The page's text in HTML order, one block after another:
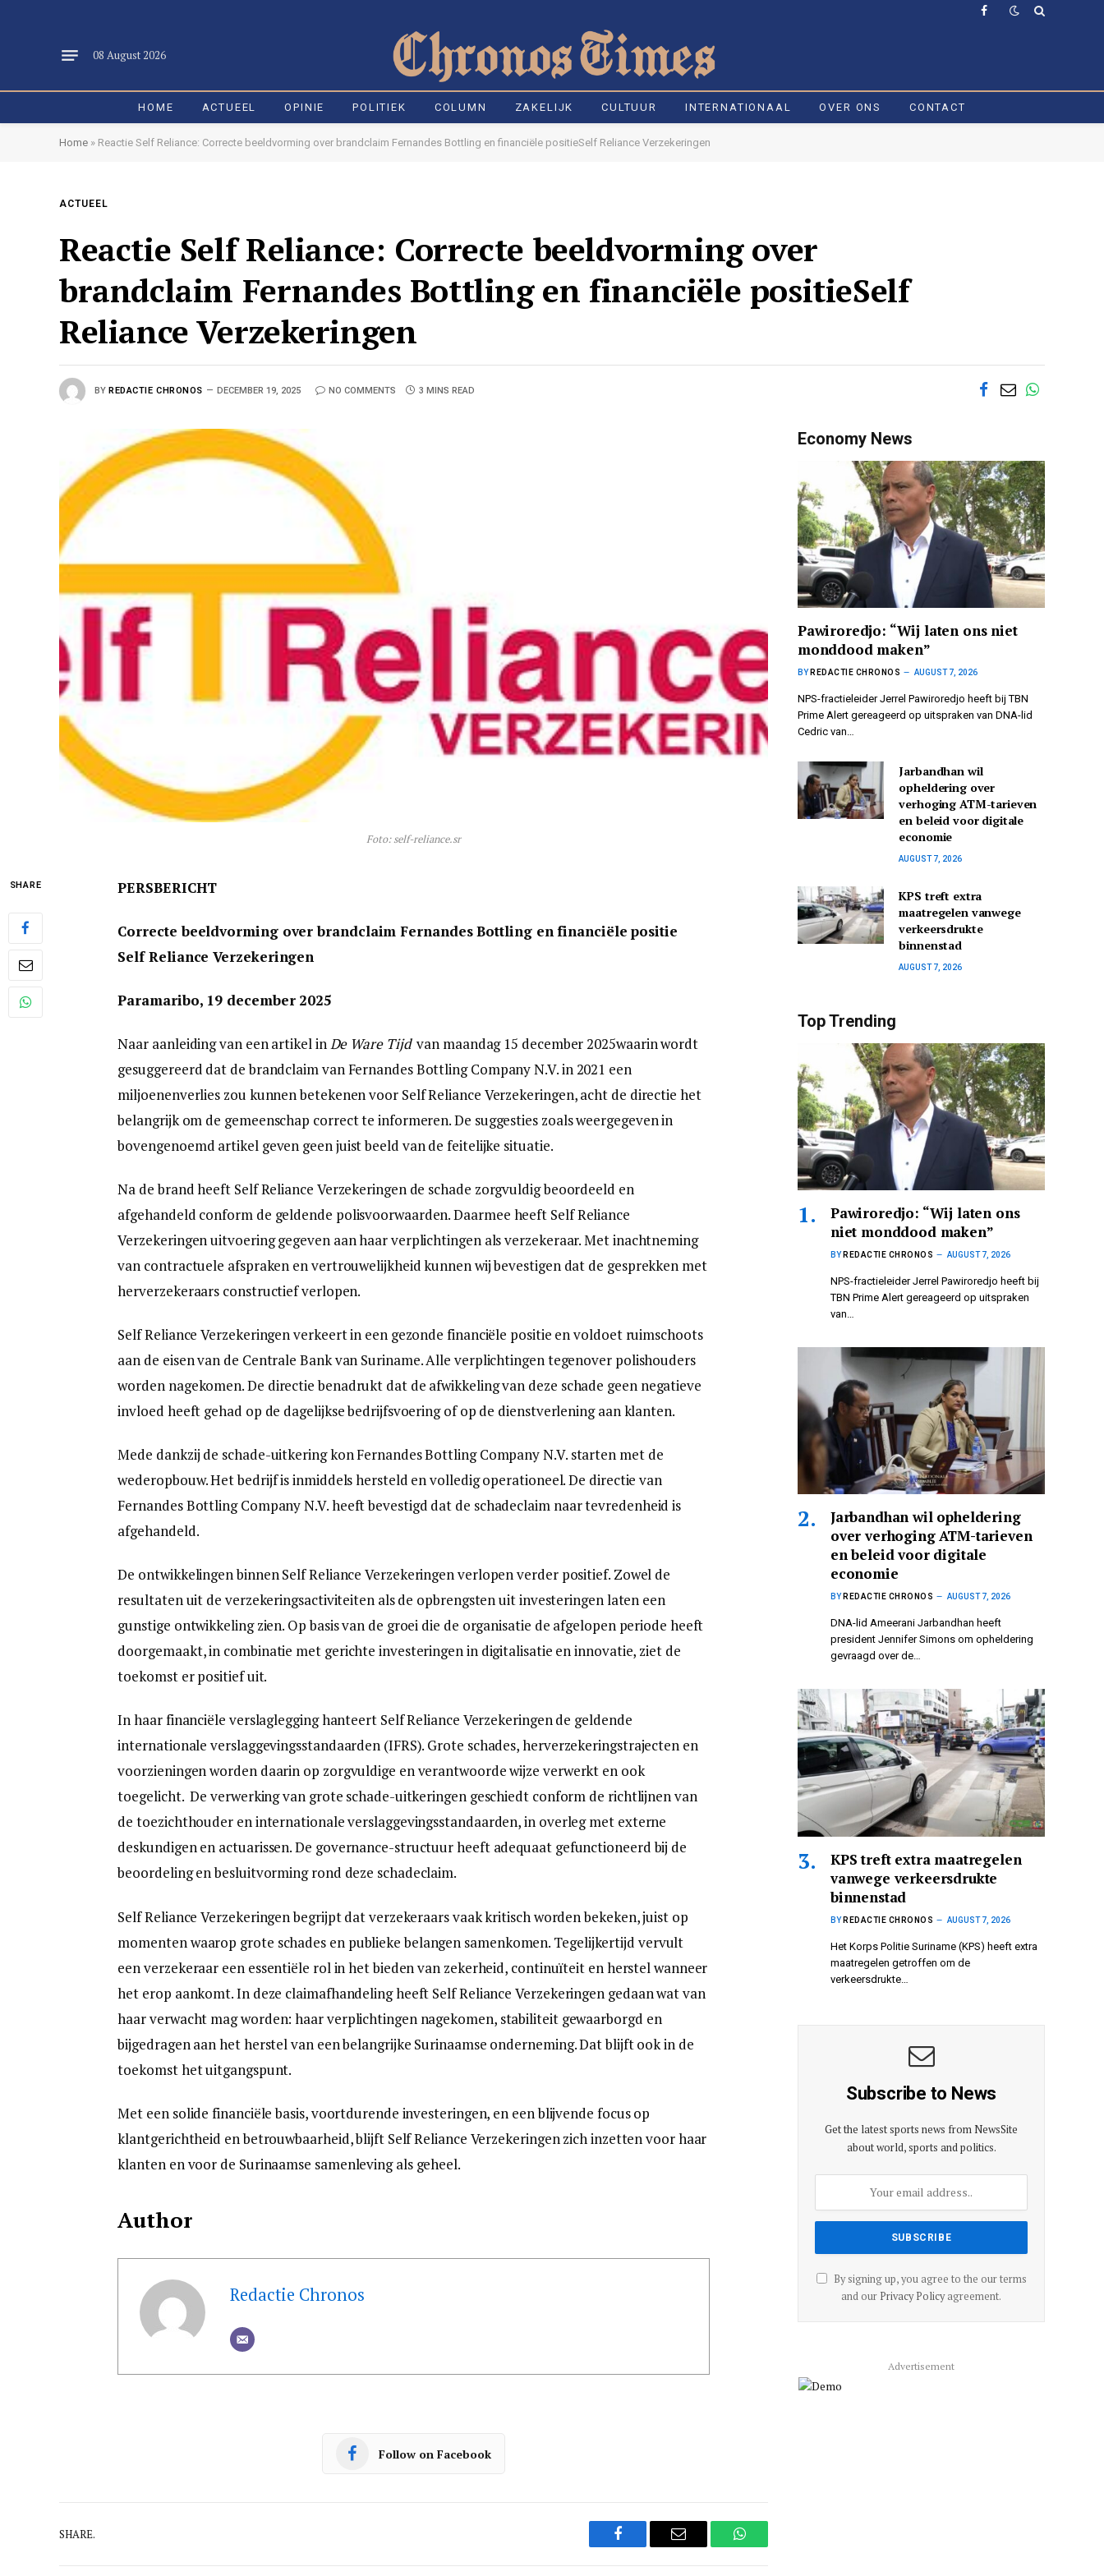
Facebook
08 August 2026
HOME ACTUEEL OPINIE POLITIEK COLUMN ZAKELIJK CULTUUR INTERNATIONAAL OVER ONS CONTACT
Home » Reactie Self Reliance: Correcte beeldvorming over brandclaim Fernandes Bottling en financiële positieSelf Reliance Verzekeringen
ACTUEEL
Reactie Self Reliance: Correcte beeldvorming over
brandclaim Fernandes Bottling en financiële positieSelf
Reliance Verzekeringen
BY REDACTIE CHRONOS DECEMBER 19, 2025 NO COMMENTS 3 MINS READ
Foto: self-reliance.sr
SHARE PERSBERICHT
Correcte beeldvorming over brandclaim Fernandes Bottling en financiële positie
Self Reliance Verzekeringen
Paramaribo, 19 december 2025
Naar aanleiding van een artikel inDe Ware Tijdvan maandag 15 december 2025waarin wordt
gesuggereerd dat de brandclaim van Fernandes Bottling Company N.V. in 2021 een
miljoenenverlies zou kunnen betekenen voor Self Reliance Verzekeringen, acht de directie het
belangrijk om de gemeenschap correct te informeren. De suggesties zoals weergegeven in
bovengenoemd artikel geven geen juist beeld van de feitelijke situatie.
Na de brand heeft Self Reliance Verzekeringen de schade zorgvuldig beoordeeld en
afgehandeld conform de geldende polisvoorwaarden. Daarmee heeft Self Reliance
Verzekeringen uitvoering gegeven aan haar verplichtingen als verzekeraar. Met inachtneming
van contractuele afspraken en vertrouwelijkheid kunnen wij bevestigen dat de gesprekken met
herverzekeraars constructief verlopen.
Self Reliance Verzekeringen verkeert in een gezonde financiële positie en voldoet ruimschoots
aan de eisen van de Centrale Bank van Suriname. Alle verplichtingen tegenover polishouders
worden nagekomen. De directie benadrukt dat de afwikkeling van deze schade geen negatieve
invloed heeft gehad op de dagelijkse bedrijfsvoering of op de dienstverlening aan klanten.
Mede dankzij de schade-uitkering kon Fernandes Bottling Company N.V. starten met de
wederopbouw. Het bedrijf is inmiddels hersteld en volledig operationeel. De directie van
Fernandes Bottling Company N.V. heeft bevestigd dat de schadeclaim naar tevredenheid is
afgehandeld.
De ontwikkelingen binnen Self Reliance Verzekeringen verlopen verder positief. Zowel de
resultaten uit de verzekeringsactiviteiten als de opbrengsten uit investeringen laten een
gunstige ontwikkeling zien. Op basis van de groei die de organisatie de afgelopen periode heeft
doorgemaakt, in combinatie met gerichte investeringen in digitalisatie en innovatie, ziet de
toekomst er positief uit.
In haar financiële verslaglegging hanteert Self Reliance Verzekeringen de geldende
internationale verslaggevingsstandaarden (IFRS). Grote schades, herverzekeringstrajecten en
voorzieningen worden daarin op zorgvuldige en verantwoorde wijze verwerkt en ook
toegelicht. De verwerking van grote schade-uitkeringen geschiedt conform de richtlijnen van
de toezichthouder en internationale verslaggevingsstandaarden, in overleg met externe
deskundigen en actuarissen. De governance-structuur heeft adequaat gefunctioneerd bij de
beoordeling en besluitvorming rond deze schadeclaim.
Self Reliance Verzekeringen begrijpt dat verzekeraars vaak kritisch worden bekeken, juist op
momenten waarop grote schades en publieke belangen samenkomen. Tegelijkertijd vervult
een verzekeraar een essentiële rol in het bieden van zekerheid, continuïteit en herstel wanneer
het erop aankomt. In deze claimafhandeling heeft Self Reliance Verzekeringen gedaan wat van
haar verwacht mag worden: haar verplichtingen nagekomen, stabiliteit gewaarborgd en
bijgedragen aan het herstel van een belangrijke Surinaamse onderneming. Dat blijft ook in de
toekomst het uitgangspunt.
Met een solide financiële basis, voortdurende investeringen, en een blijvende focus op
klantgerichtheid en betrouwbaarheid, blijft Self Reliance Verzekeringen zich inzetten voor haar
klanten en voor de Surinaamse samenleving als geheel.
Author
Redactie Chronos
Follow on Facebook
SHARE.
Facebook Email WhatsApp
Economy News
Pawiroredjo: “Wij laten ons niet
monddood maken”
BY REDACTIE CHRONOS AUGUST 7, 2026
NPS-fractieleider Jerrel Pawiroredjo heeft bij TBN
Prime Alert gereageerd op uitspraken van DNA-lid
Cedric van…
Jarbandhan wil
opheldering over
verhoging ATM-tarieven
en beleid voor digitale
economie
AUGUST 7, 2026
KPS treft extra
maatregelen vanwege
verkeersdrukte
binnenstad
AUGUST 7, 2026
Top Trending
Pawiroredjo: “Wij laten ons
niet monddood maken”
BY REDACTIE CHRONOS AUGUST 7, 2026
NPS-fractieleider Jerrel Pawiroredjo heeft bij
TBN Prime Alert gereageerd op uitspraken
van…
Jarbandhan wil opheldering
over verhoging ATM-tarieven
en beleid voor digitale
economie
BY REDACTIE CHRONOS AUGUST 7, 2026
DNA-lid Ameerani Jarbandhan heeft
president Jennifer Simons om opheldering
gevraagd over de…
KPS treft extra maatregelen
vanwege verkeersdrukte
binnenstad
BY REDACTIE CHRONOS AUGUST 7, 2026
Het Korps Politie Suriname (KPS) heeft extra
maatregelen getroffen om de
verkeersdrukte…
Subscribe to News
Get the latest sports news from NewsSite
about world, sports and politics.
By signing up, you agree to the our terms
and our Privacy Policyagreement.
Advertisement